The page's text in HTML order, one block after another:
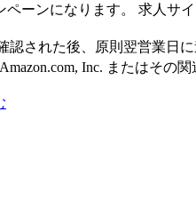
ーンになります。 求人サ
された後、原則翌営業日に
Inc. またはその